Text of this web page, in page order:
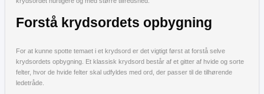
Forstå krydsordets opbygning
For at kunne spotte temaet i et krydsord er det vigtigt først at forstå selve
krydsordets opbygning. Et klassisk krydsord består af et gitter af hvide og sorte
felter, hvor de hvide felter skal udfyldes med ord, der passer til de tilhørende
ledetråde.